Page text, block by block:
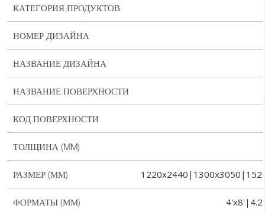
КАТЕГОРИЯ ПРОДУКТОВ
НОМЕР ДИЗАЙНА
НАЗВАНИЕ ДИЗАЙНА
НАЗВАНИЕ ПОВЕРХНОСТИ
КОД ПОВЕРХНОСТИ
ТОЛЩИНА (MM)
РАЗМЕР (ММ)
ФОРМАТЫ (ММ)